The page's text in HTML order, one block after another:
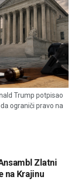
Trump potpisao
ograniči pravo na
Zlatni
na Krajinu